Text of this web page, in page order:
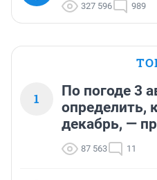
327 596 989
1
По погоде 3
определить,
декабрь, —
87 563 11